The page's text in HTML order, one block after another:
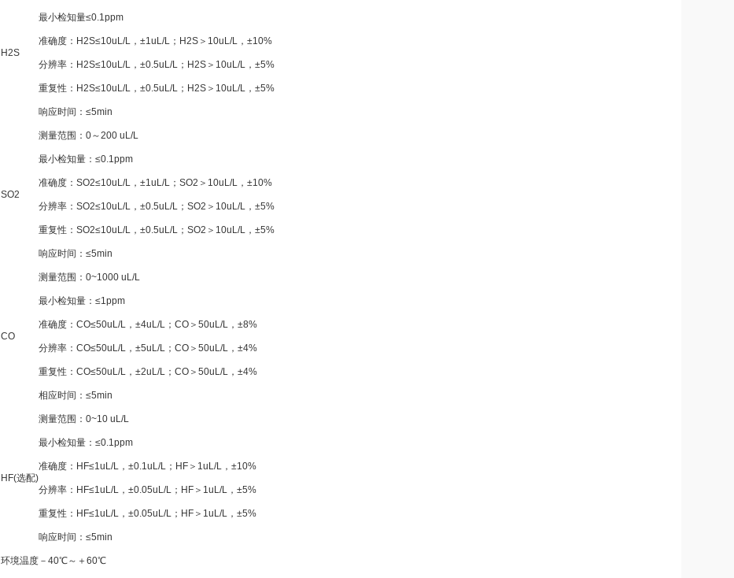
H2S
最小检知量≤0.1ppm
准确度：H2S≤10uL/L，±1uL/L；H2S＞10uL/L，±10%
分辨率：H2S≤10uL/L，±0.5uL/L；H2S＞10uL/L，±5%
重复性：H2S≤10uL/L，±0.5uL/L；H2S＞10uL/L，±5%
响应时间：≤5min
SO2
测量范围：0～200 uL/L
最小检知量：≤0.1ppm
准确度：SO2≤10uL/L，±1uL/L；SO2＞10uL/L，±10%
分辨率：SO2≤10uL/L，±0.5uL/L；SO2＞10uL/L，±5%
重复性：SO2≤10uL/L，±0.5uL/L；SO2＞10uL/L，±5%
响应时间：≤5min
CO
测量范围：0~1000 uL/L
最小检知量：≤1ppm
准确度：CO≤50uL/L，±4uL/L；CO＞50uL/L，±8%
分辨率：CO≤50uL/L，±5uL/L；CO＞50uL/L，±4%
重复性：CO≤50uL/L，±2uL/L；CO＞50uL/L，±4%
相应时间：≤5min
HF(选配)
测量范围：0~10 uL/L
最小检知量：≤0.1ppm
准确度：HF≤1uL/L，±0.1uL/L；HF＞1uL/L，±10%
分辨率：HF≤1uL/L，±0.05uL/L；HF＞1uL/L，±5%
重复性：HF≤1uL/L，±0.05uL/L；HF＞1uL/L，±5%
响应时间：≤5min
环境温度－40℃～＋60℃